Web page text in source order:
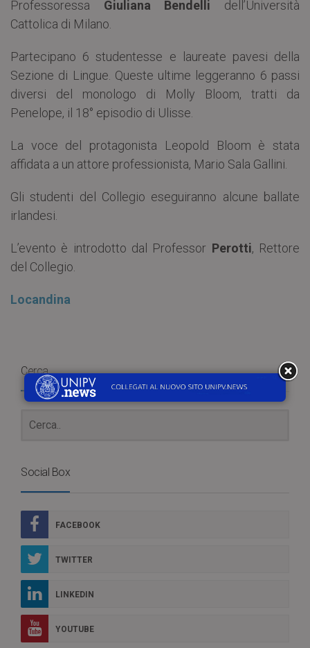
Professoressa Giuliana Bendelli dell’Università
Cattolica di Milano.
Partecipano 6 studentesse e laureate pavesi della
Sezione di Lingue. Queste ultime leggeranno 6 passi
diversi del monologo di Molly Bloom, tratti da
Penelope, il 18° episodio di Ulisse.
La voce del protagonista Leopold Bloom è stata
affidata a un attore professionista, Mario Sala Gallini.
Gli studenti del Collegio eseguiranno alcune ballate
irlandesi.
L’evento è introdotto dal Professor Perotti, Rettore
del Collegio.
Locandina
Cerca
Social Box
FACEBOOK
TWITTER
LINKEDIN
YOUTUBE